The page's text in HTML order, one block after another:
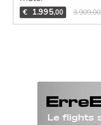
€ 1.995,00 3.909,00